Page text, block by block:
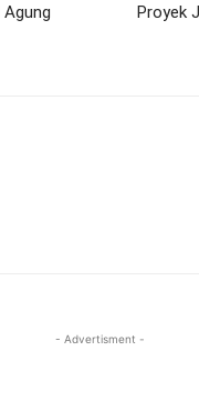
Proyek
- Advertisment -